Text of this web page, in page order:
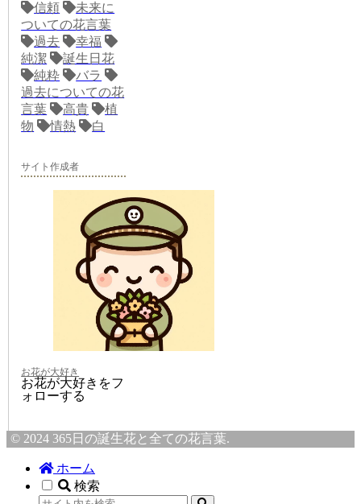
信頼
未来に
ついての花言葉
過去
幸福
純潔
誕生日花
純粋
バラ
過去についての花
言葉
高貴
植
物
情熱 白
サイト作成者
お花が大好き
お花が大好きをフ
ォローする
© 2024 365日の誕生花と全ての花言葉.
ホーム
検索